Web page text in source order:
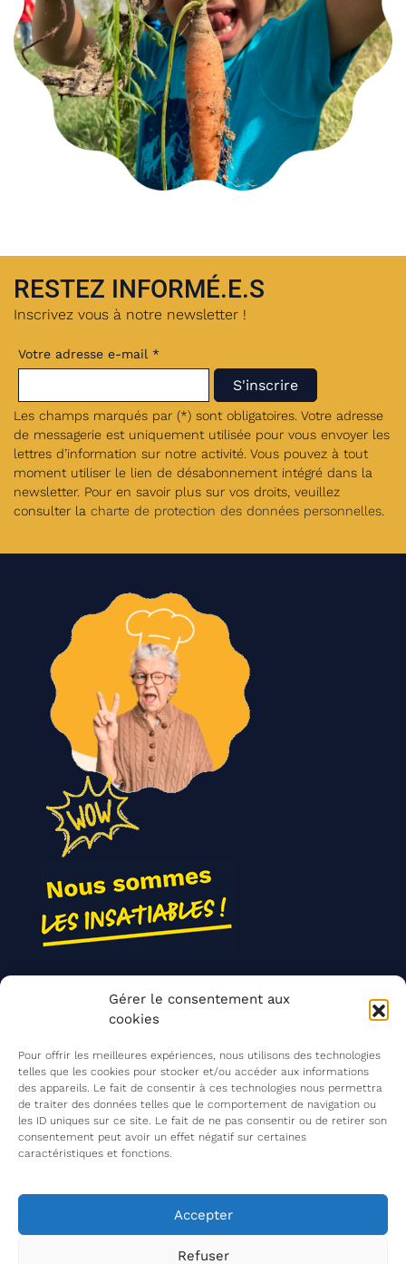
Gérer le consentement aux
cookies
Pour offrir les meilleures expériences, nous utilisons des technologies
telles que les cookies pour stocker et/ou accéder aux informations
des appareils. Le fait de consentir à ces technologies nous permettra
de traiter des données telles que le comportement de navigation ou
les ID uniques sur ce site. Le fait de ne pas consentir ou de retirer son
consentement peut avoir un effet négatif sur certaines
caractéristiques et fonctions.
Accepter
Refuser
RESTEZ INFORMÉ.E.S
Inscrivez vous à notre newsletter !
Votre adresse e-mail *
Les champs marqués par (*) sont obligatoires. Votre adresse
de messagerie est uniquement utilisée pour vous envoyer les
lettres d’information sur notre activité. Vous pouvez à tout
moment utiliser le lien de désabonnement intégré dans la
newsletter. Pour en savoir plus sur vos droits, veuillez
consulter la charte de protection des données personnelles
Agir ensemble
Mentions légales
Politique de confidentialité
Les Insatiables, une association du